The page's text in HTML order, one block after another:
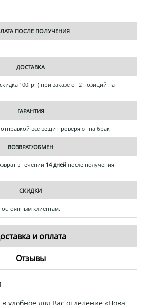
ПОСЛЕ ПОЛУЧЕНИЯ
ДОСТАВКА
100грн) при заказе от 2 позиций на
ГАРАНТИЯ
отправкой все вещи проверяют на брак
ВОЗВРАТ/ОБМЕН
в течении 14 дней после получения
СКИДКИ
клиентам.
и оплата
Отзывы
удобное для Вас отделение «Нова